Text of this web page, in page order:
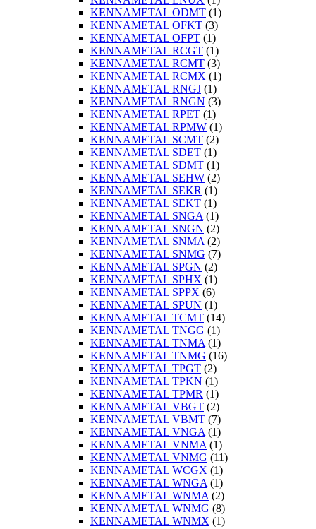
KENNAMETAL ODMT (1)
KENNAMETAL OFKT (3)
KENNAMETAL OFPT (1)
KENNAMETAL RCGT (1)
KENNAMETAL RCMT (3)
KENNAMETAL RCMX (1)
KENNAMETAL RNGJ (1)
KENNAMETAL RNGN (3)
KENNAMETAL RPET (1)
KENNAMETAL RPMW (1)
KENNAMETAL SCMT (2)
KENNAMETAL SDET (1)
KENNAMETAL SDMT (1)
KENNAMETAL SEHW (2)
KENNAMETAL SEKR (1)
KENNAMETAL SEKT (1)
KENNAMETAL SNGA (1)
KENNAMETAL SNGN (2)
KENNAMETAL SNMA (2)
KENNAMETAL SNMG (7)
KENNAMETAL SPGN (2)
KENNAMETAL SPHX (1)
KENNAMETAL SPPX (6)
KENNAMETAL SPUN (1)
KENNAMETAL TCMT (14)
KENNAMETAL TNGG (1)
KENNAMETAL TNMA (1)
KENNAMETAL TNMG (16)
KENNAMETAL TPGT (2)
KENNAMETAL TPKN (1)
KENNAMETAL TPMR (1)
KENNAMETAL VBGT (2)
KENNAMETAL VBMT (7)
KENNAMETAL VNGA (1)
KENNAMETAL VNMA (1)
KENNAMETAL VNMG (11)
KENNAMETAL WCGX (1)
KENNAMETAL WNGA (1)
KENNAMETAL WNMA (2)
KENNAMETAL WNMG (8)
KENNAMETAL WNMX (1)